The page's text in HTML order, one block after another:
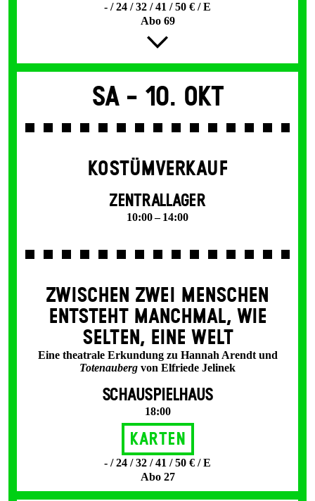
- / 24 / 32 / 41 / 50 € / E
Abo 69
Sa - 10. Okt
KOSTÜMVERKAUF
ZENTRALLAGER
10:00 – 14:00
ZWISCHEN ZWEI MENSCHEN
ENT­STEHT MANCH­MAL, WIE
SELTEN, EINE WELT
Eine theatrale Erkundung zu Hannah Arendt und
Totenauberg von Elfriede Jelinek
SCHAUSPIELHAUS
18:00
Karten
- / 24 / 32 / 41 / 50 € / E
Abo 27